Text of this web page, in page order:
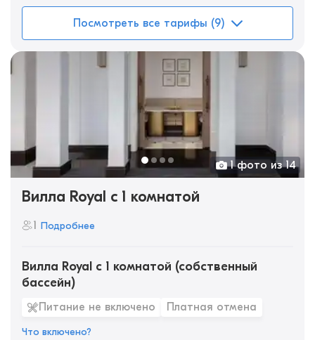
Посмотреть все тарифы (9)
1 фото из 14
Вилла Royal c 1 комнатой
1 Подробнее
Вилла Royal c 1 комнатой (собственный
бассейн)
Питание не включено Платная отмена
Что включено?